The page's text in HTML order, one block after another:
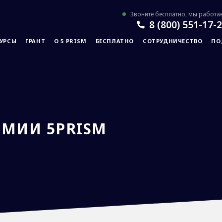
Звоните бесплатно, мы
8 (800) 551-17-
ГРАНТ О 5 PRISM БЕСПЛАТНО СОТРУДНИЧЕСТВО
5PRISM